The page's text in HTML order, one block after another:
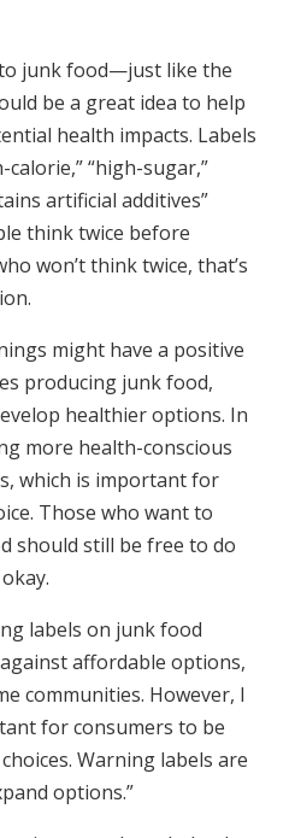
junk food—just like the
be a great idea to help
health impacts. Labels
“high-sugar,”
artificial additives”
think twice before
won’t think twice, that’s
might have a positive
producing junk food,
healthier options. In
more health-conscious
which is important for
Those who want to
should still be free to do
labels on junk food
affordable options,
communities. However, I
for consumers to be
Warning labels are
options.”